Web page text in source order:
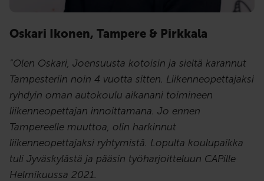
Oskari Ikonen, Tampere & Pirkkala
”Olen Oskari, Joensuusta kotoisin ja sieltä karannut
Tampesteriin noin 4 vuotta sitten. Liikenneopettajaksi
ryhdyin oman autokoulu aikanani toimineen
liikenneopettajan innoittamana. Jo ennen
Tampereelle muuttoa, olin harkinnut
liikenneopettajaksi ryhtymistä. Lopulta koulupaikka
tuli Jyväskylästä ja pääsin työharjoitteluun CAPille
Helmikuussa 2021.